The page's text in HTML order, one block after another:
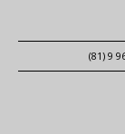
(81) 9